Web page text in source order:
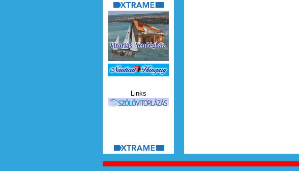
xtrame.png
Nauticat.jpg
Links
szolo_vitorlazas.jpg